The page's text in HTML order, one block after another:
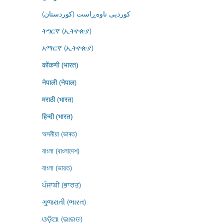
کوردیی ناوەڕاست (کوردستان)
ትግርኛ (ኢትዮጵያ)
አማርኛ (ኢትዮጵያ)
कोंकणी (भारत)
नेपाली (नेपाल)
मराठी (भारत)
हिन्दी (भारत)
অসমীয়া (ভাৰত)
বাংলা (বাংলাদেশ)
বাংলা (ভারত)
ਪੰਜਾਬੀ (ਭਾਰਤ)
ગુજરાતી (ભારત)
ଓଡ଼ିଆ (ଭାରତ)